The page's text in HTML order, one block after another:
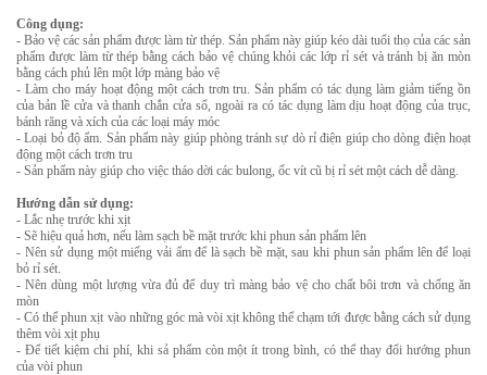
Công dụng:
- Bảo vệ các sản phẩm được làm từ thép. Sản phẩm này giúp kéo dài tuổi thọ của các sản
phẩm được làm từ thép bằng cách bảo vệ chúng khỏi các lớp rỉ sét và tránh bị ăn mòn
bằng cách phủ lên một lớp màng bảo vệ
- Làm cho máy hoạt động một cách trơn tru. Sản phẩm có tác dụng làm giảm tiếng ồn
của bản lề cửa và thanh chắn cửa sổ, ngoài ra có tác dụng làm dịu hoạt động của trục,
bánh răng và xích của các loại máy móc
- Loại bỏ độ ẩm. Sản phẩm này giúp phòng tránh sự dò rỉ điện giúp cho dòng điện hoạt
động một cách trơn tru
- Sản phẩm này giúp cho việc tháo dời các bulong, ốc vít cũ bị rỉ sét một cách dễ dàng.
Hướng dẫn sử dụng:
- Lắc nhẹ trước khi xịt
- Sẽ hiệu quả hơn, nếu làm sạch bề mặt trước khi phun sản phẩm lên
- Nên sử dụng một miếng vải ẩm để là sạch bề mặt, sau khi phun sản phẩm lên để loại
bỏ rỉ sét.
- Nên dùng một lượng vừa đủ để duy trì màng bảo vệ cho chất bôi trơn và chống ăn
mòn
- Có thể phun xịt vào những góc mà vòi xịt không thể chạm tới được bằng cách sử dụng
thêm vòi xịt phụ
- Để tiết kiệm chi phí, khi sả phẩm còn một ít trong bình, có thể thay đổi hướng phun
của vòi phun